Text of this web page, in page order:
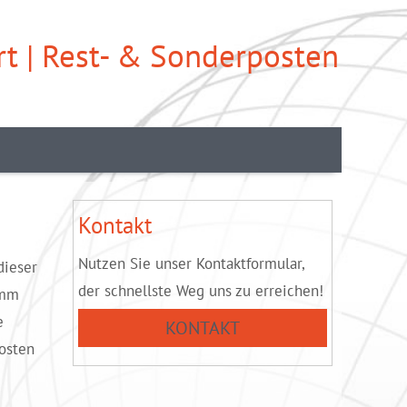
| Rest- & Sonderposten
Kontakt
Nutzen Sie unser Kontaktformular,
der schnellste Weg uns zu erreichen!
KONTAKT